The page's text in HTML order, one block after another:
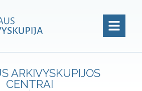
ARKIVYSKUPIJOS
CENTRAI